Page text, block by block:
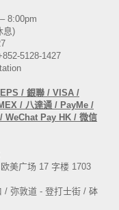
8:00pm
息)
5128-1427
/ 銀聯 / VISA /
/ 八達通 / PayMe /
WeChat Pay HK / 微信
美广场 17 字楼 1703
/ 弥敦道 - 登打士街 / 砵